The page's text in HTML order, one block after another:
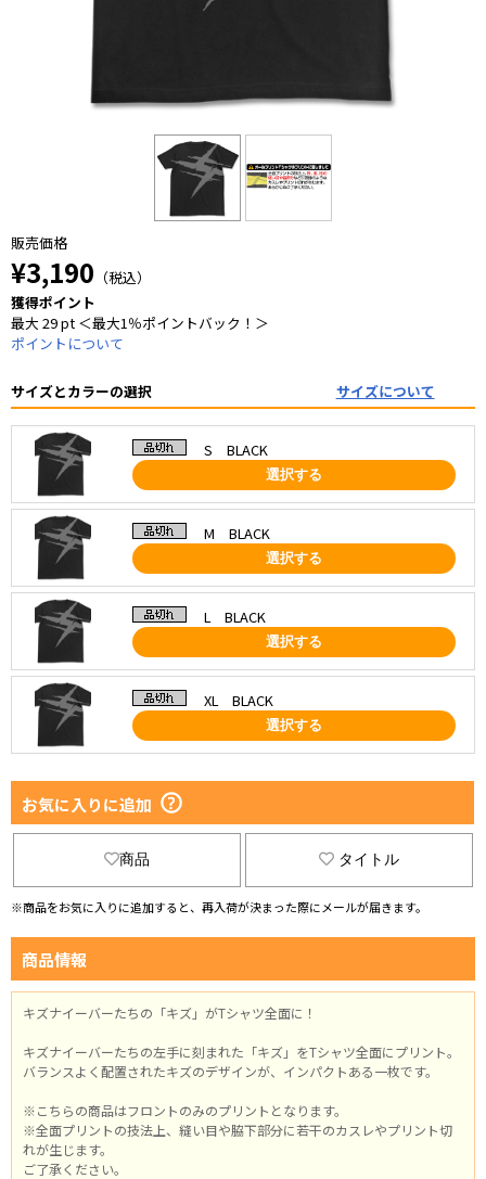
販売価格
¥3,190 （税込）
獲得ポイント
最大 29 pt ＜最大1％ポイントバック！＞
ポイントについて
サイズとカラーの選択 サイズについて
S BLACK
選択する
M BLACK
選択する
L BLACK
選択する
XL BLACK
選択する
お気に入りに追加
商品 タイトル
※商品をお気に入りに追加すると、再入荷が決まった際にメールが届きます。
商品情報
キズナイーバーたちの「キズ」がTシャツ全面に！
キズナイーバーたちの左手に刻まれた「キズ」をTシャツ全面にプリント。
バランスよく配置されたキズのデザインが、インパクトある一枚です。
※こちらの商品はフロントのみのプリントとなります。
※全面プリントの技法上、縫い目や脇下部分に若干のカスレやプリント切
れが生じます。
ご了承ください。